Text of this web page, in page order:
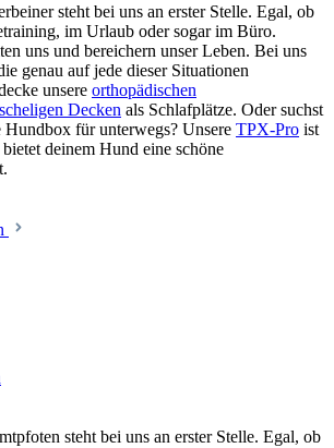
steht bei uns an erster Stelle. Egal, ob
im Urlaub oder sogar im Büro.
uns und bereichern unser Leben. Bei uns
genau auf jede dieser Situationen
unsere orthopädischen
Decken als Schlafplätze. Oder suchst
Hundbox für unterwegs? Unsere TPX-Pro ist
deinem Hund eine schöne
steht bei uns an erster Stelle. Egal, ob